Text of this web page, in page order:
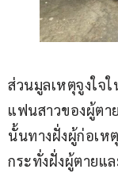
ส่วนมูลเหตุจูงใจ
แฟนสาวของผู้ตา
นั้นทางฝั่งผู้ก่อเห
กระทั่งฝั่งผู้ตายแ